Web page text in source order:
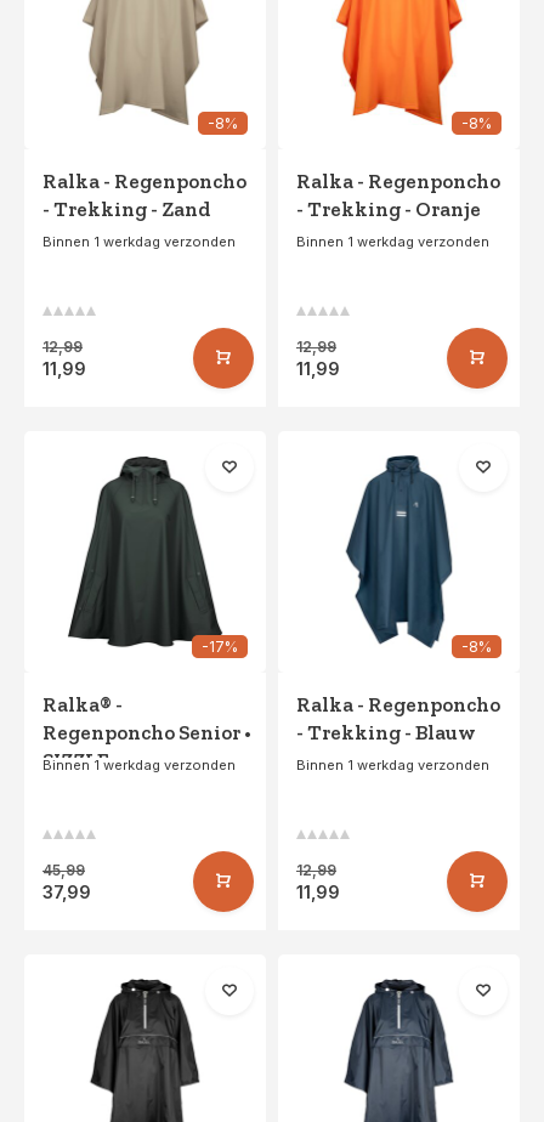
-8%
Ralka - Regenponcho
- Trekking - Zand
Binnen 1 werkdag verzonden
12,99
11,99
-8%
Ralka - Regenponcho
- Trekking - Oranje
Binnen 1 werkdag verzonden
12,99
11,99
-17%
Ralka® -
Regenponcho Senior •
SIZZLE •
Binnen 1 werkdag verzonden
45,99
37,99
-8%
Ralka - Regenponcho
- Trekking - Blauw
Binnen 1 werkdag verzonden
12,99
11,99